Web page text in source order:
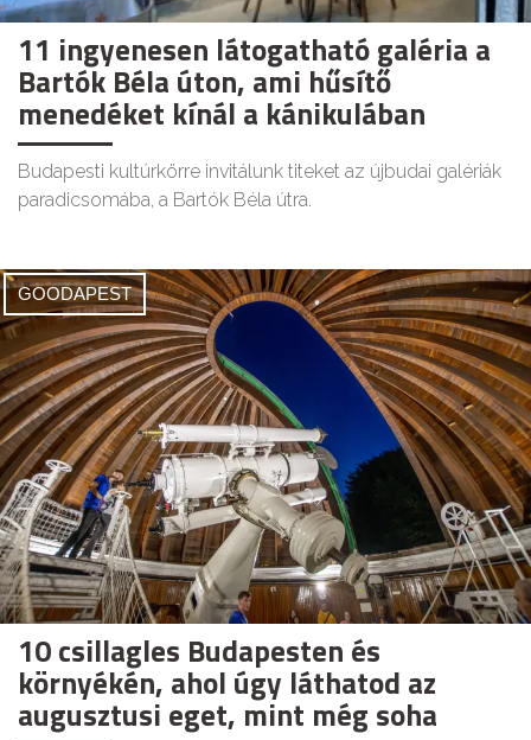
11 ingyenesen látogatható galéria a
Bartók Béla úton, ami hűsítő
menedéket kínál a kánikulában
Budapesti kultúrkörre invitálunk titeket az újbudai galériák
paradicsomába, a Bartók Béla útra.
GOODAPEST
10 csillagles Budapesten és
környékén, ahol úgy láthatod az
augusztusi eget, mint még soha